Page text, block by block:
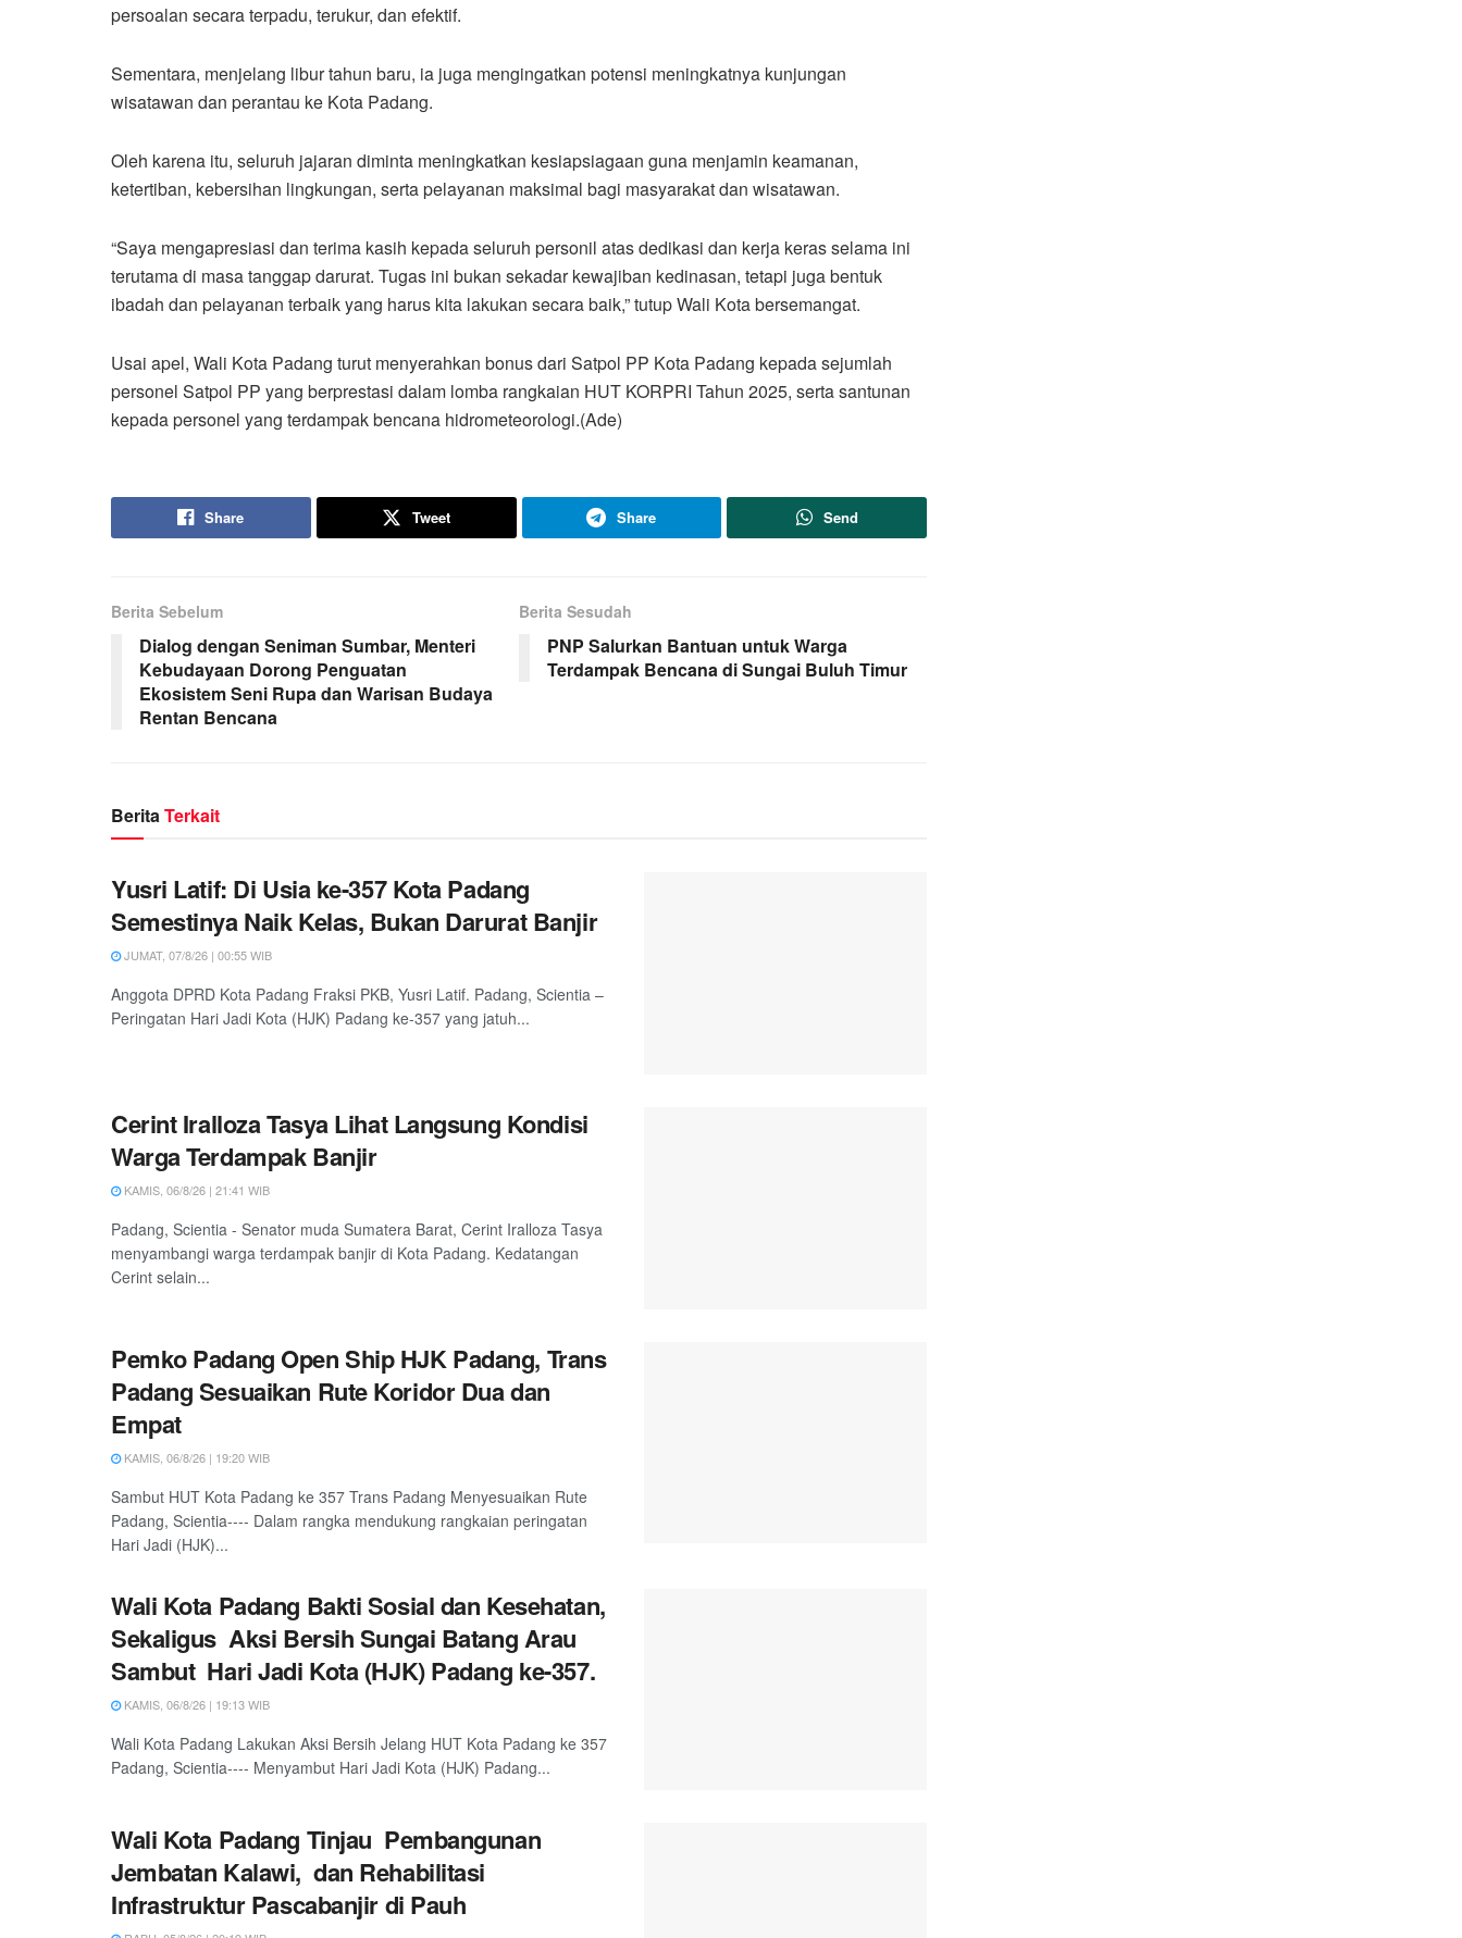
persoalan secara terpadu, terukur, dan efektif.
Sementara, menjelang libur tahun baru, ia juga mengingatkan potensi meningkatnya kunjungan
wisatawan dan perantau ke Kota Padang.
Oleh karena itu, seluruh jajaran diminta meningkatkan kesiapsiagaan guna menjamin keamanan,
ketertiban, kebersihan lingkungan, serta pelayanan maksimal bagi masyarakat dan wisatawan.
“Saya mengapresiasi dan terima kasih kepada seluruh personil atas dedikasi dan kerja keras selama ini
terutama di masa tanggap darurat. Tugas ini bukan sekadar kewajiban kedinasan, tetapi juga bentuk
ibadah dan pelayanan terbaik yang harus kita lakukan secara baik,” tutup Wali Kota bersemangat.
Usai apel, Wali Kota Padang turut menyerahkan bonus dari Satpol PP Kota Padang kepada sejumlah
personel Satpol PP yang berprestasi dalam lomba rangkaian HUT KORPRI Tahun 2025, serta santunan
kepada personel yang terdampak bencana hidrometeorologi.(Ade)
Share Tweet Share Send
Berita Sebelum
Dialog dengan Seniman Sumbar, Menteri
Kebudayaan Dorong Penguatan
Ekosistem Seni Rupa dan Warisan Budaya
Rentan Bencana
Berita Sesudah
PNP Salurkan Bantuan untuk Warga
Terdampak Bencana di Sungai Buluh Timur
BeritaTerkait
Yusri Latif: Di Usia ke-357 Kota Padang
Semestinya Naik Kelas, Bukan Darurat Banjir
JUMAT, 07/8/26 | 00:55 WIB
Anggota DPRD Kota Padang Fraksi PKB, Yusri Latif. Padang, Scientia –
Peringatan Hari Jadi Kota (HJK) Padang ke-357 yang jatuh...
Cerint Iralloza Tasya Lihat Langsung Kondisi
Warga Terdampak Banjir
KAMIS, 06/8/26 | 21:41 WIB
Padang, Scientia - Senator muda Sumatera Barat, Cerint Iralloza Tasya
menyambangi warga terdampak banjir di Kota Padang. Kedatangan
Cerint selain...
Pemko Padang Open Ship HJK Padang, Trans
Padang Sesuaikan Rute Koridor Dua dan
Empat
KAMIS, 06/8/26 | 19:20 WIB
Sambut HUT Kota Padang ke 357 Trans Padang Menyesuaikan Rute
Padang, Scientia---- Dalam rangka mendukung rangkaian peringatan
Hari Jadi (HJK)...
Wali Kota Padang Bakti Sosial dan Kesehatan,
Sekaligus Aksi Bersih Sungai Batang Arau
Sambut Hari Jadi Kota (HJK) Padang ke-357.
KAMIS, 06/8/26 | 19:13 WIB
Wali Kota Padang Lakukan Aksi Bersih Jelang HUT Kota Padang ke 357
Padang, Scientia---- Menyambut Hari Jadi Kota (HJK) Padang...
Wali Kota Padang Tinjau Pembangunan
Jembatan Kalawi, dan Rehabilitasi
Infrastruktur Pascabanjir di Pauh